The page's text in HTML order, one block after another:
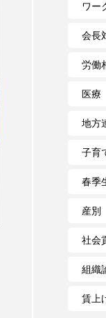
ワー
会長
労働
医療
地方
子育
春季
産別
社会
組織
賃上